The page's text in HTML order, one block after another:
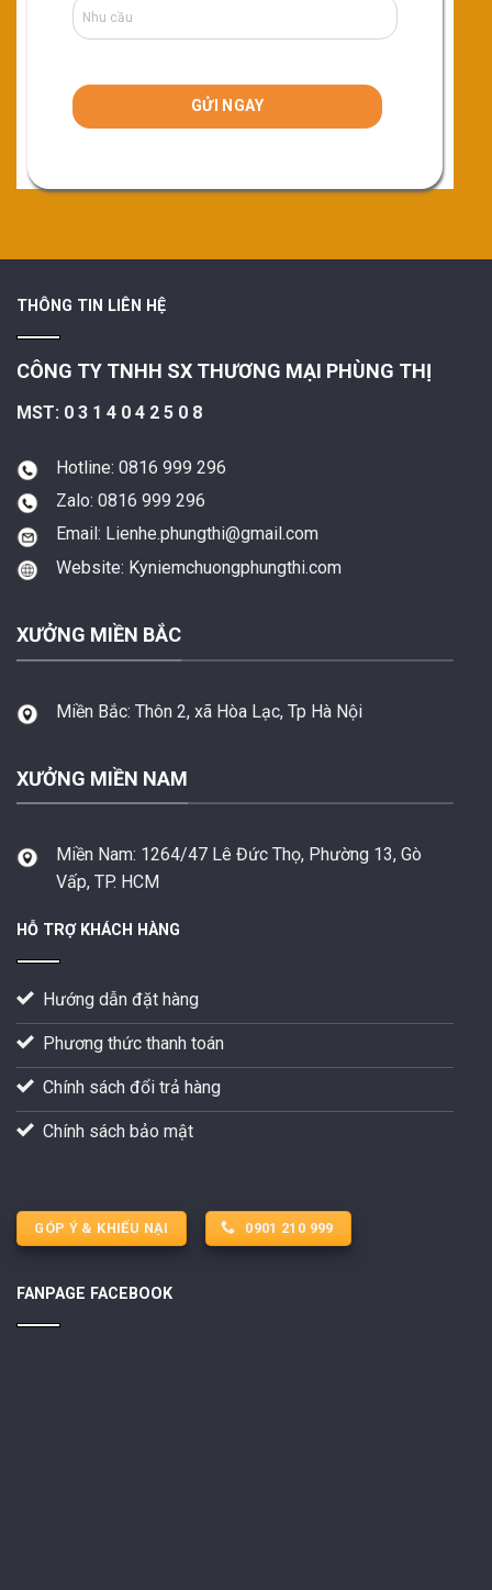
THÔNG TIN LIÊN HỆ
CÔNG TY TNHH SX THƯƠNG MẠI PHÙNG THỊ
MST: 0 3 1 4 0 4 2 5 0 8
Hotline: 0816 999 296
Zalo: 0816 999 296
Email: Lienhe.phungthi@gmail.com
Website: Kyniemchuongphungthi.com
XƯỞNG MIỀN BẮC
Miền Bắc: Thôn 2, xã Hòa Lạc, Tp Hà Nội
XƯỞNG MIỀN NAM
Miền Nam: 1264/47 Lê Đức Thọ, Phường 13, Gò
Vấp, TP. HCM
HỖ TRỢ KHÁCH HÀNG
Hướng dẫn đặt hàng
Phương thức thanh toán
Chính sách đổi trả hàng
Chính sách bảo mật
GÓP Ý & KHIẾU NẠI 0901 210 999
FANPAGE FACEBOOK